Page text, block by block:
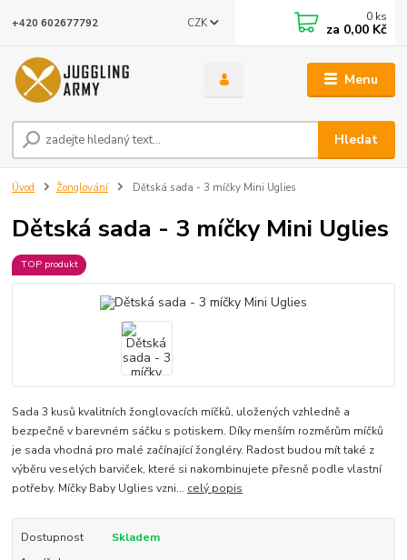
Menu
CZK
Hledat
+420 602677792 0 ks
za 0,00 Kč
Úvod Žonglování Dětská sada - 3 míčky Mini Uglies
Dětská sada - 3 míčky Mini Uglies
TOP produkt
Sada 3 kusů kvalitních žonglovacích míčků, uložených vzhledně a
bezpečně v barevném sáčku s potiskem. Díky menším rozměrům míčků
je sada vhodná pro malé začínající žongléry. Radost budou mít také z
výběru veselých barviček, které si nakombinujete přesně podle vlastní
potřeby. Míčky Baby Uglies vzni... celý popis
Dostupnost
Skladem